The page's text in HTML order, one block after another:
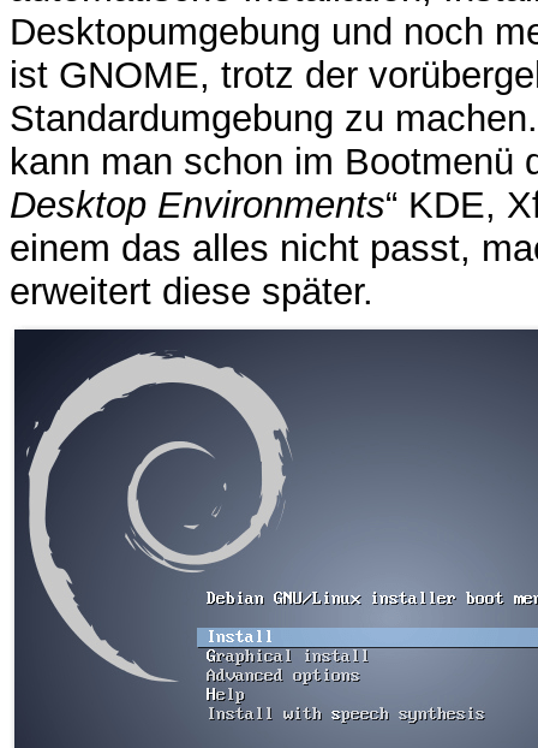
Desktopumgebung und noch
ist GNOME, trotz der
Standardumgebung zu
kann man schon im Bootmenü
Desktop Environments“ KDE,
einem das alles nicht passt,
erweitert diese später.